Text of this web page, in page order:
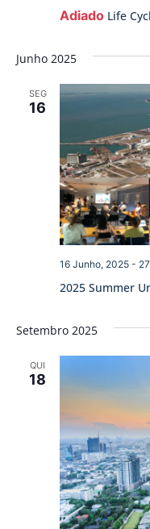
Adiado Life
Junho 2025
SEG
16
2025 Summer
16 Junho, 2025-
Setembro 2025
QUI
18